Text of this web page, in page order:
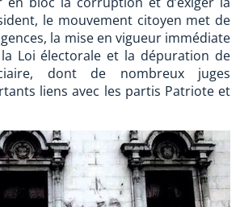
le mouvement citoyen met de
la mise en vigueur immédiate
Loi électorale et la dépuration de
dont de nombreux juges
liens avec les partis Patriote et